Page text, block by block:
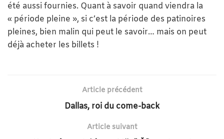
été aussi fournies. Quant à savoir quand viendra la
« période pleine », si c’est la période des patinoires
pleines, bien malin qui peut le savoir… mais on peut
déjà acheter les billets !
Article précédent
Dallas, roi du come-back
Article suivant